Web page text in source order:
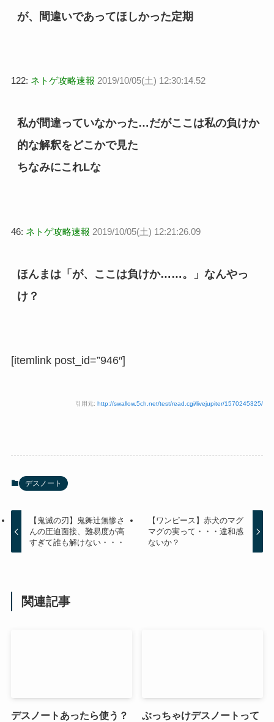
が、間違いであってほしかった定期
122: ネトゲ攻略速報 2019/10/05(土) 12:30:14.52
私が間違っていなかった…だがここは私の負けか
的な解釈をどこかで見た
ちなみにこれLな
46: ネトゲ攻略速報 2019/10/05(土) 12:21:26.09
ほんまは「が、ここは負けか……。」なんやっ
け？
[itemlink post_id=”946″]
引用元:http://swallow.5ch.net/test/read.cgi/livejupiter/1570245325/
デスノート
【鬼滅の刃】鬼舞辻無惨さ
んの圧迫面接、難易度が高
すぎて誰も解けない・・・
【ワンピース】赤犬のマグ
マグの実って・・・違和感
ないか？
関連記事
デスノートあったら使う？ ぶっちゃけデスノートって